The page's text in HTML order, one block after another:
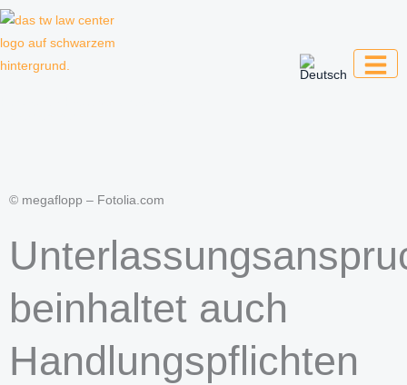
Zum
© megaflopp – Fotolia.com
beinhaltet auch
Handlungspflichten